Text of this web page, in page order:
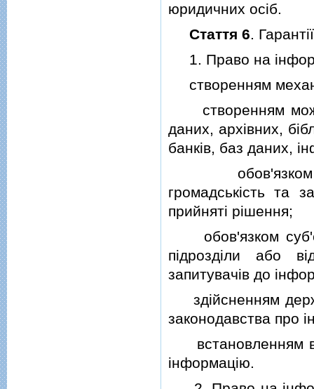
юридичних осiб.
Стаття 6.
1. Право на
створенням
створенням
даних, архiвних,
банкiв, баз даних,
обов'язком
громадськiсть та
прийнятi рiшення;
обов'язком
пiдроздiли або
запитувачiв до
здiйсненням
законодавства про
встановленням
iнформацiю.